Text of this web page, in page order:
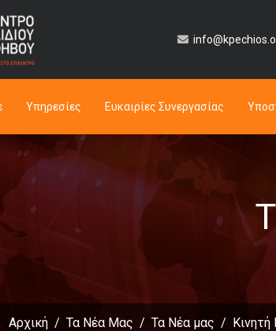
Υπηρεσίες Ευκαιρίες Συνεργασίας
Αρχική Τα Νέα Μας Τα Νέα μας